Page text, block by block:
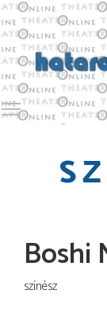
Toggle main
Boshi
színész